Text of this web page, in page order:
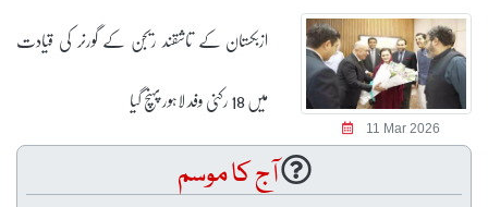
11 Mar 2026
ازبکستان کے تاشقند ریجن کے گورنر کی قیادت
میں 18 رکنی وفد لاہور پہنچ گیا
آج کا موسم